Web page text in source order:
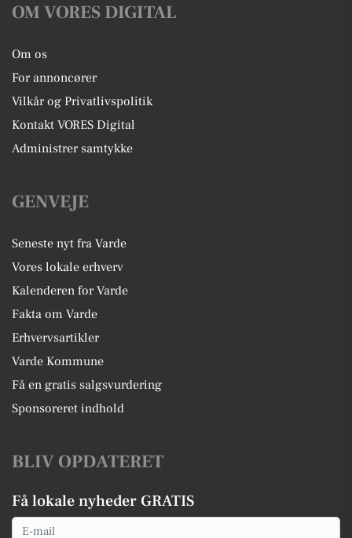
OM VORES DIGITAL
Om os
For annoncører
Vilkår og Privatlivspolitik
Kontakt VORES Digital
Administrer samtykke
GENVEJE
Seneste nyt fra Varde
Vores lokale erhverv
Kalenderen for Varde
Fakta om Varde
Erhvervsartikler
Varde Kommune
Få en gratis salgsvurdering
Sponsoreret indhold
BLIV OPDATERET
Få lokale nyheder GRATIS
Email